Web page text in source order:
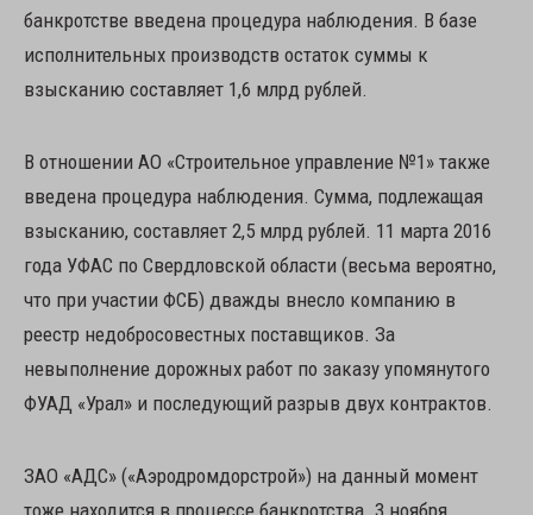
банкротстве введена процедура наблюдения. В базе
исполнительных производств остаток суммы к
взысканию составляет 1,6 млрд рублей.
В отношении АО «Строительное управление №1» также
введена процедура наблюдения. Сумма, подлежащая
взысканию, составляет 2,5 млрд рублей. 11 марта 2016
года УФАС по Свердловской области (весьма вероятно,
что при участии ФСБ) дважды внесло компанию в
реестр недобросовестных поставщиков. За
невыполнение дорожных работ по заказу упомянутого
ФУАД «Урал» и последующий разрыв двух контрактов.
ЗАО «АДС» («Аэродромдорстрой») на данный момент